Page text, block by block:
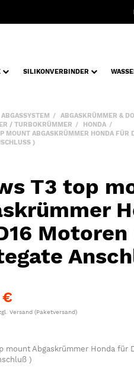
SILIKONVERBINDER
ABGASSYSTEM
ABGASKRÜMMER &
/ TURBOKRÜMMER
HONDA
MOUNT ABGASKRÜMMER HONDA FÜR
)
T3 top
€
Versand(Paketversand)
mount Abgaskrümmer Honda für
)